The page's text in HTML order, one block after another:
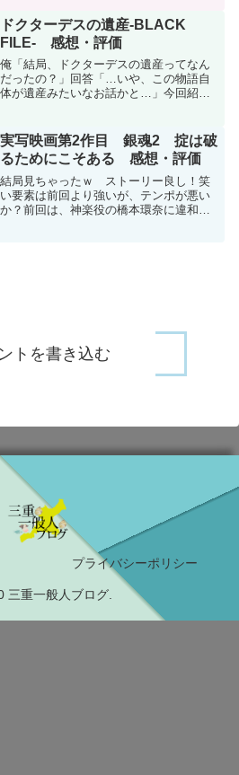
猫さん風のネコさん達がお送りするお
話、「多分そいつ、今ごろパフェ...
ドクターデスの遺産-BLACK
FILE- 感想・評価
俺「結局、ドクターデスの遺産ってなん
だったの？」回答「…いや、この物語自
体が遺産みたいなお話かと…」今回紹介
テリー「ドクターデスの遺産」です！ち
なみに、ドクター・デ...
実写映画第2作目 銀魂2 掟は破
るためにこそある 感想・評価
結局見ちゃったｗ ストーリー良し！笑
い要素は前回より強いが、テンポが悪い
か？前回は、神楽役の橋本環奈に違和感
トを書き込む
プライバシーポリシー
三重一般人ブログ.